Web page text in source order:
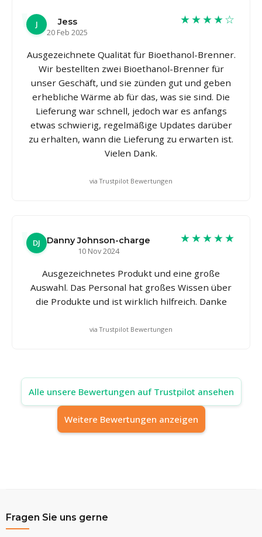
J
Jess
20 Feb 2025
★★★★☆
Ausgezeichnete Qualität für Bioethanol-Brenner.
Wir bestellten zwei Bioethanol-Brenner für
unser Geschäft, und sie zünden gut und geben
erhebliche Wärme ab für das, was sie sind. Die
Lieferung war schnell, jedoch war es anfangs
etwas schwierig, regelmäßige Updates darüber
zu erhalten, wann die Lieferung zu erwarten ist.
Vielen Dank.
via Trustpilot Bewertungen
DJ
Danny Johnson-charge
10 Nov 2024
★★★★★
Ausgezeichnetes Produkt und eine große
Auswahl. Das Personal hat großes Wissen über
die Produkte und ist wirklich hilfreich. Danke
via Trustpilot Bewertungen
Alle unsere Bewertungen auf Trustpilot ansehen
Weitere Bewertungen anzeigen
Fragen Sie uns gerne